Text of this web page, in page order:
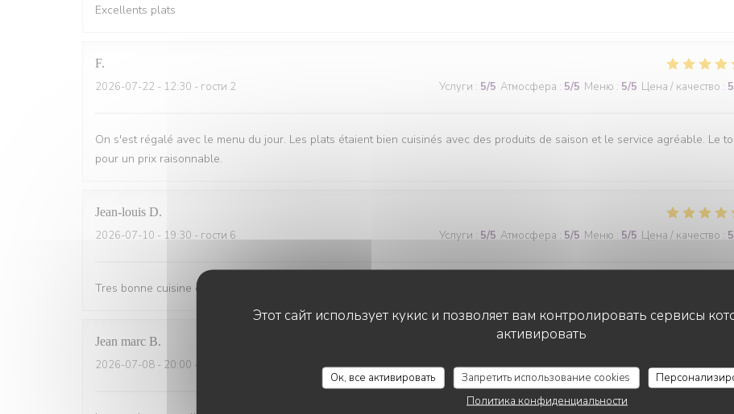
Этот сайт использует кукис и позволяет вам контролировать сервисы
активировать
Ок, все активировать Запретить использование cookies
Политика конфиденциальности
Excellents plats
F
2026-07-22 - 12:30 - гости 2 Услуги : 5/5 Атмосфера : 5/5 Меню : 5/5 Цена / качество : 5
On s'est régalé avec le menu du jour. Les plats étaient bien cuisinés avec des produits de saison et le service agréable. Le
pour un prix raisonnable.
Jean-louis D
2026-07-10 - 19:30 - гости 6 Услуги : 5/5 Атмосфера : 5/5 Меню : 5/5 Цена / качество : 5
Tres bonne cuisine et accueil exellent.
Jean marc B
2026-07-08 - 20:00 - гости 3 Услуги:5/5 Атмосфера:5/5 Меню:5/5 Цена / качество:5
CHEZ ANNE ET GASTON